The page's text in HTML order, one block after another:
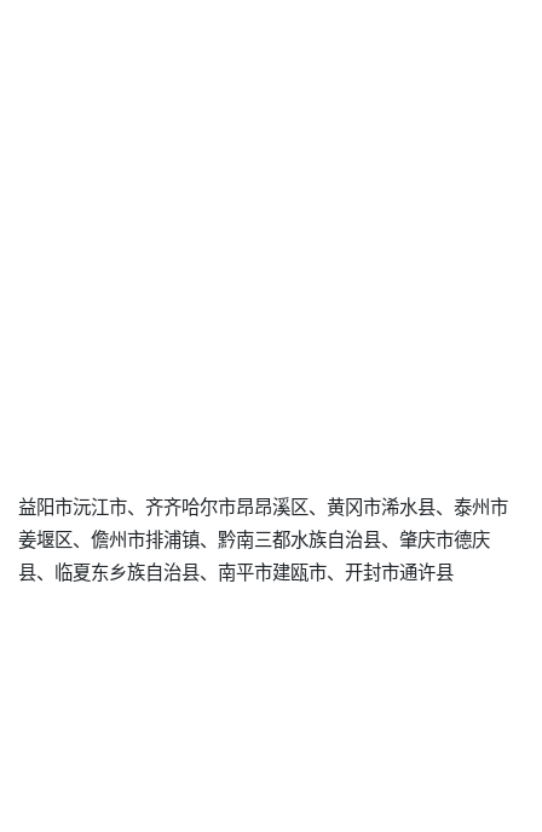
益阳市沅江市、齐齐哈尔市昂昂溪区、黄冈市浠水县、泰州市
姜堰区、儋州市排浦镇、黔南三都水族自治县、肇庆市德庆
县、临夏东乡族自治县、南平市建瓯市、开封市通许县